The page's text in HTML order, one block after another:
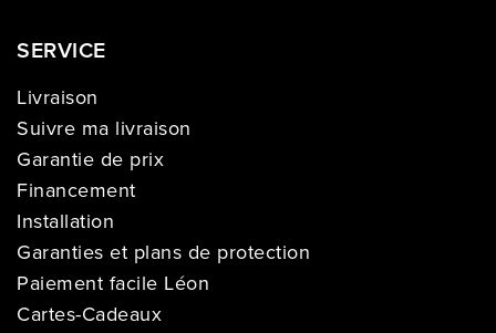
SERVICE
Livraison
Suivre ma livraison
Garantie de prix
Financement
Installation
Garanties et plans de protection
Paiement facile Léon
Cartes-Cadeaux